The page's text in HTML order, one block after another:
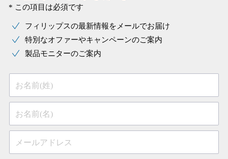
* この項目は必須です
フィリップスの最新情報をメールでお届け
特別なオファーやキャンペーンのご案内
製品モニターのご案内
お名前(姓)
お名前(名)
メールアドレス